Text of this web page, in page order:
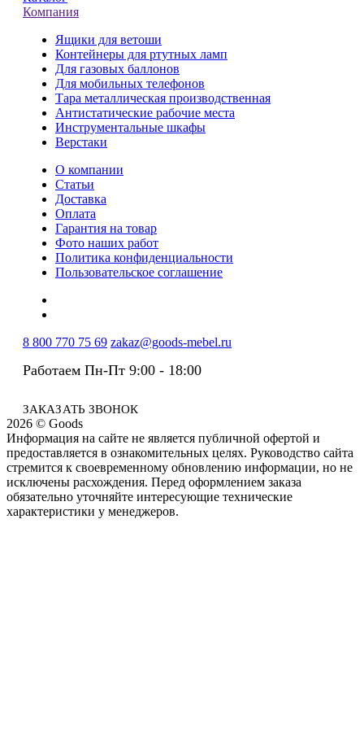
Компания
Ящики для ветоши
Контейнеры для ртутных ламп
Для газовых баллонов
Для мобильных телефонов
Тара металлическая производственная
Антистатические рабочие места
Инструментальные шкафы
Верстаки
О компании
Статьи
Доставка
Оплата
Гарантия на товар
Фото наших работ
Политика конфиденциальности
Пользовательское соглашение
8 800 770 75 69 zakaz@goods-mebel.ru
Работаем Пн-Пт 9:00 - 18:00
ЗАКАЗАТЬ ЗВОНОК
2026 © Goods
Информация на сайте не является публичной офертой и
предоставляется в ознакомительных целях. Руководство сайта
стремится к своевременному обновлению информации, но не
исключены расхождения. Перед оформлением заказа
обязательно уточняйте интересующие технические
характеристики у менеджеров.